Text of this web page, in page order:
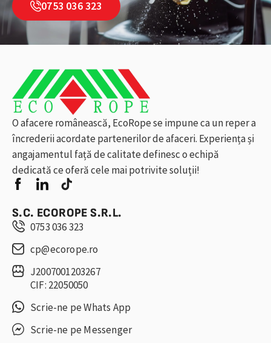
0753 036 323
O afacere românească, EcoRope se impune ca un reper a
încrederii acordate partenerilor de afaceri. Experiența și
angajamentul față de calitate definesc o echipă
dedicată ce oferă cele mai potrivite soluții!
S.C. ECOROPE S.R.L.
0753 036 323
cp@ecorope.ro
J2007001203267
CIF: 22050050
Scrie-ne pe Whats App
Scrie-ne pe Messenger